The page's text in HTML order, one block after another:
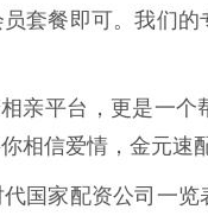
员套餐即可。我们
亲平台，更是一
相信爱情，金元速
国家配资公司一